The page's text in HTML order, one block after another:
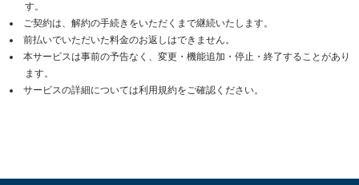
す。
ご契約は、解約の手続きをいただくまで継続いたします。
前払いでいただいた料金のお返しはできません。
本サービスは事前の予告なく、変更・機能追加・停止・終了することがあり
ます。
サービスの詳細については利用規約をご確認ください。